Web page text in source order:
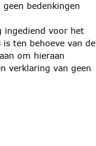
bedenkingen
ingediend voor het
ten behoeve van de
om hieraan
verklaring van geen